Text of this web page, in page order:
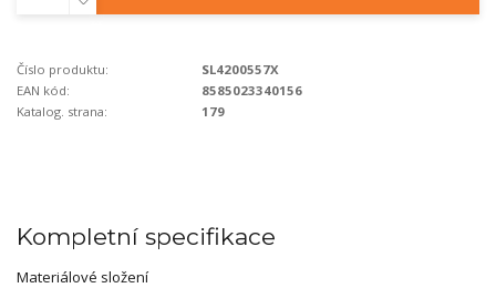
Číslo produktu:
SL4200557X
EAN kód:
8585023340156
Katalog. strana:
179
Kompletní specifikace
Materiálové složení